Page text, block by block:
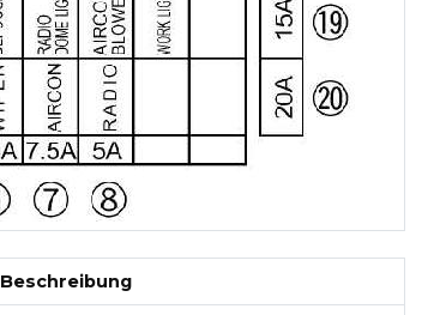
Beschreibung